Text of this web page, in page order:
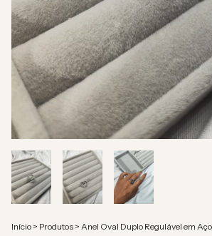
Início > Produtos > Anel Oval Duplo Regulável em Aço